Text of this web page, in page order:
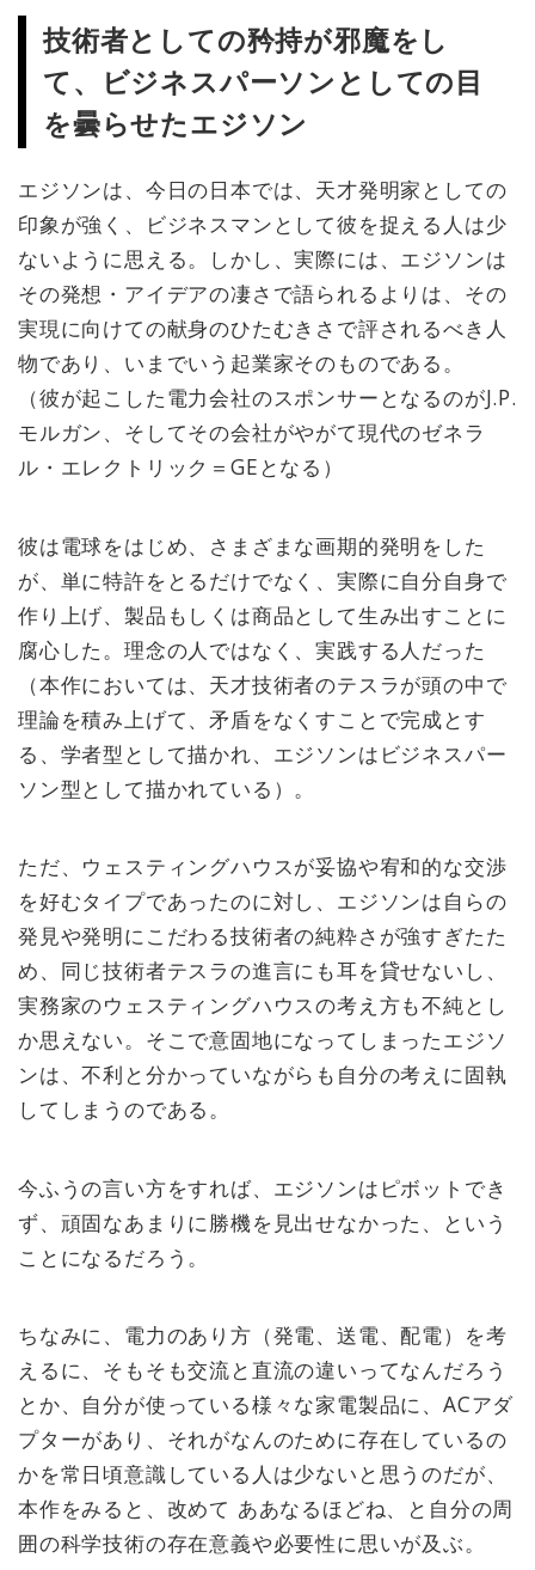
技術者としての矜持が邪魔をし
て、ビジネスパーソンとしての目
を曇らせたエジソン
エジソンは、今日の日本では、天才発明家としての
印象が強く、ビジネスマンとして彼を捉える人は少
ないように思える。しかし、実際には、エジソンは
その発想・アイデアの凄さで語られるよりは、その
実現に向けての献身のひたむきさで評されるべき人
物であり、いまでいう起業家そのものである。
（彼が起こした電力会社のスポンサーとなるのがJ.P.
モルガン、そしてその会社がやがて現代のゼネラ
ル・エレクトリック＝GEとなる）
彼は電球をはじめ、さまざまな画期的発明をした
が、単に特許をとるだけでなく、実際に自分自身で
作り上げ、製品もしくは商品として生み出すことに
腐心した。理念の人ではなく、実践する人だった
（本作においては、天才技術者のテスラが頭の中で
理論を積み上げて、矛盾をなくすことで完成とす
る、学者型として描かれ、エジソンはビジネスパー
ソン型として描かれている）。
ただ、ウェスティングハウスが妥協や宥和的な交渉
を好むタイプであったのに対し、エジソンは自らの
発見や発明にこだわる技術者の純粋さが強すぎたた
め、同じ技術者テスラの進言にも耳を貸せないし、
実務家のウェスティングハウスの考え方も不純とし
か思えない。そこで意固地になってしまったエジソ
ンは、不利と分かっていながらも自分の考えに固執
してしまうのである。
今ふうの言い方をすれば、エジソンはピボットでき
ず、頑固なあまりに勝機を見出せなかった、という
ことになるだろう。
ちなみに、電力のあり方（発電、送電、配電）を考
えるに、そもそも交流と直流の違いってなんだろう
とか、自分が使っている様々な家電製品に、ACアダ
プターがあり、それがなんのために存在しているの
かを常日頃意識している人は少ないと思うのだが、
本作をみると、改めて ああなるほどね、と自分の周
囲の科学技術の存在意義や必要性に思いが及ぶ。